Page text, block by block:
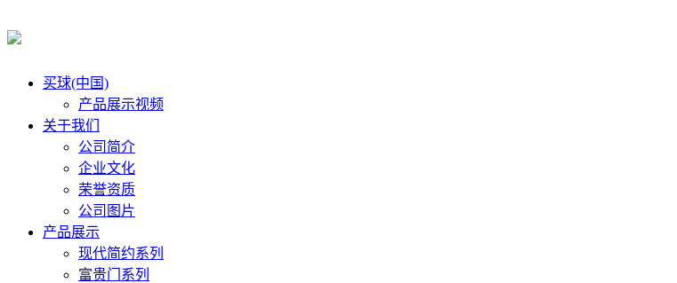
买球(中国)
产品展示视频
关于我们
公司简介
企业文化
荣誉资质
公司图片
产品展示
现代简约系列
富贵门系列